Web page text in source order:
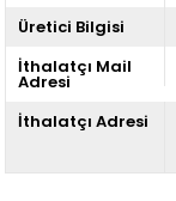
Üretici Bilgisi
İthalatçı Mail
Adresi
İthalatçı Adresi